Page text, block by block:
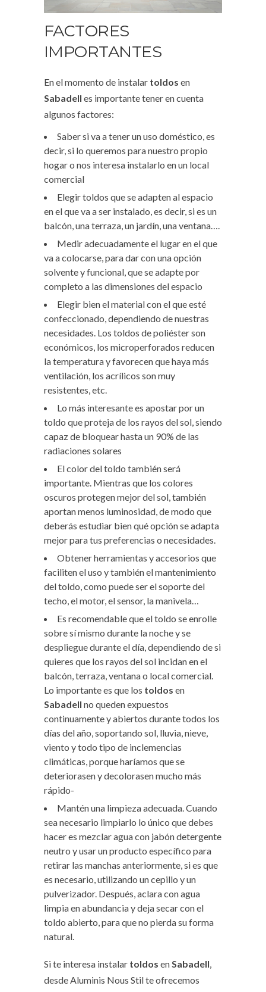
FACTORES
IMPORTANTES
En el momento de instalar toldos en
Sabadell es importante tener en cuenta
algunos factores:
Saber si va a tener un uso doméstico, es
decir, si lo queremos para nuestro propio
hogar o nos interesa instalarlo en un local
comercial
Elegir toldos que se adapten al espacio
en el que va a ser instalado, es decir, si es un
balcón, una terraza, un jardín, una ventana….
Medir adecuadamente el lugar en el que
va a colocarse, para dar con una opción
solvente y funcional, que se adapte por
completo a las dimensiones del espacio
Elegir bien el material con el que esté
confeccionado, dependiendo de nuestras
necesidades. Los toldos de poliéster son
económicos, los microperforados reducen
la temperatura y favorecen que haya más
ventilación, los acrílicos son muy
resistentes, etc.
Lo más interesante es apostar por un
toldo que proteja de los rayos del sol, siendo
capaz de bloquear hasta un 90% de las
radiaciones solares
El color del toldo también será
importante. Mientras que los colores
oscuros protegen mejor del sol, también
aportan menos luminosidad, de modo que
deberás estudiar bien qué opción se adapta
mejor para tus preferencias o necesidades.
Obtener herramientas y accesorios que
faciliten el uso y también el mantenimiento
del toldo, como puede ser el soporte del
techo, el motor, el sensor, la manivela…
Es recomendable que el toldo se enrolle
sobre sí mismo durante la noche y se
despliegue durante el día, dependiendo de si
quieres que los rayos del sol incidan en el
balcón, terraza, ventana o local comercial.
Lo importante es que los toldos en
Sabadell no queden expuestos
continuamente y abiertos durante todos los
días del año, soportando sol, lluvia, nieve,
viento y todo tipo de inclemencias
climáticas, porque haríamos que se
deteriorasen y decolorasen mucho más
rápido-
Mantén una limpieza adecuada. Cuando
sea necesario limpiarlo lo único que debes
hacer es mezclar agua con jabón detergente
neutro y usar un producto específico para
retirar las manchas anteriormente, si es que
es necesario, utilizando un cepillo y un
pulverizador. Después, aclara con agua
limpia en abundancia y deja secar con el
toldo abierto, para que no pierda su forma
natural.
Si te interesa instalar toldos en Sabadell
desde Aluminis Nous Stil te ofrecemos